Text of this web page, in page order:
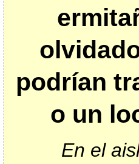
podrían
o un
En el